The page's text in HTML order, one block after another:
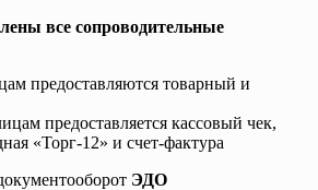
все сопроводительные
предоставляются товарный и
предоставляется кассовый чек,
«Торг-12» и счет-фактура
ЭДО